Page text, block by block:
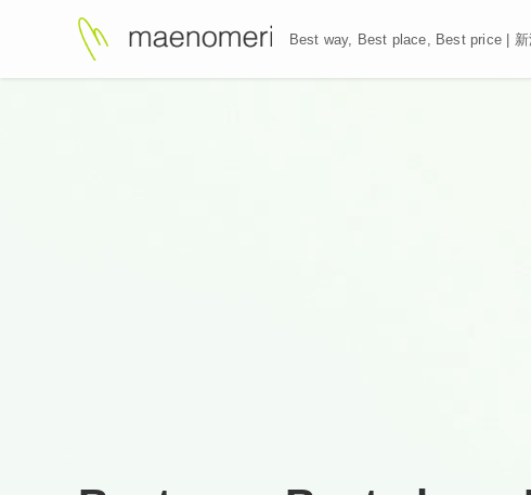
Best way, Best place, Best price | 新